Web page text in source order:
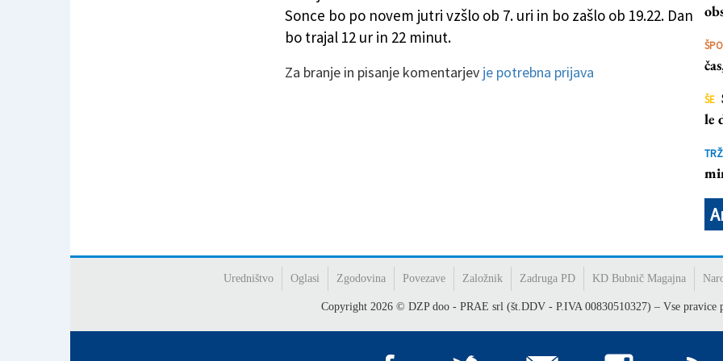
Sonce bo po novem jutri vzšlo ob 7. uri in bo zašlo ob 19.22. Dan
bo trajal 12 ur in 22 minut.
Za branje in pisanje komentarjev je potrebna prijava
ŠE
le
Uredništvo Oglasi Zgodovina Povezave Založnik Zadruga PD KD Bubnič Magajna
Copyright2026 © DZP doo - PRAE srl (št.DDV - P.IVA 00830510327) – Vse pravice